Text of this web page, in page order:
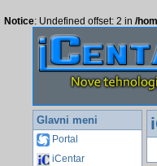
Notice: Undefined offset: 2 in /
Glavni meni
Portal
iCentar